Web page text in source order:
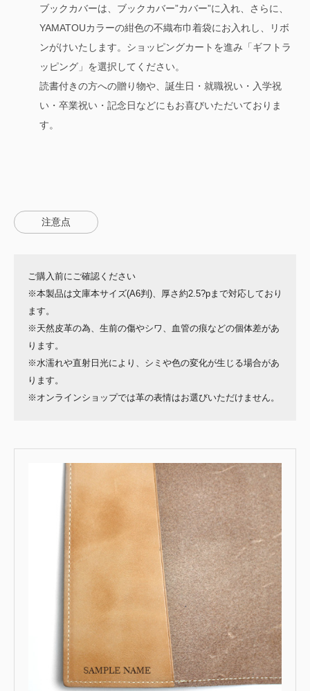
ブックカバーは、ブックカバー”カバー”に入れ、さらに、
YAMATOUカラーの紺色の不織布巾着袋にお入れし、リボ
ンがけいたします。ショッピングカートを進み「ギフトラ
ッピング」を選択してください。
読書付きの方への贈り物や、誕生日・就職祝い・入学祝
い・卒業祝い・記念日などにもお喜びいただいておりま
す。
注意点
ご購入前にご確認ください
※本製品は文庫本サイズ(A6判)、厚さ約2.5?pまで対応しており
ます。
※天然皮革の為、生前の傷やシワ、血管の痕などの個体差があ
ります。
※水濡れや直射日光により、シミや色の変化が生じる場合があ
ります。
※オンラインショップでは革の表情はお選びいただけません。